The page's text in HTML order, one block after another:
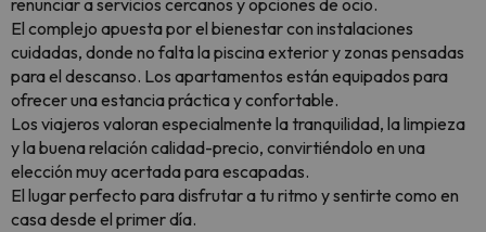
renunciar a servicios cercanos y opciones de ocio.
El complejo apuesta por el bienestar con instalaciones
cuidadas, donde no falta la piscina exterior y zonas pensadas
para el descanso. Los apartamentos están equipados para
ofrecer una estancia práctica y confortable.
Los viajeros valoran especialmente la tranquilidad, la limpieza
y la buena relación calidad-precio, convirtiéndolo en una
elección muy acertada para escapadas.
El lugar perfecto para disfrutar a tu ritmo y sentirte como en
casa desde el primer día.